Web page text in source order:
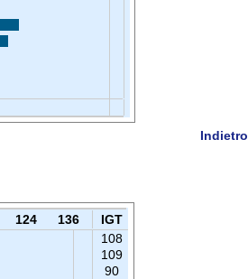
Indietro
124 136
IGT
108
109
90